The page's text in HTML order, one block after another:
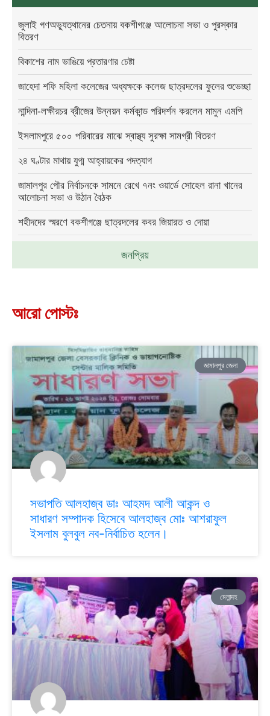
জনপ্রিয়
জুলাই গণঅভ্যুত্থানের চেতনায় বকশীগঞ্জে আলোচনা সভা ও পুরস্কার
বিতরণ
বিকাশের নাম ভাঙিয়ে প্রতারণার চেষ্টা
জাহেদা শফি মহিলা কলেজের অধ্যক্ষকে কলেজ ছাত্রদলের ফুলের শুভেচ্ছা
নান্দিনা-লক্ষীরচর ব্রীজের উন্নয়ন কর্মকান্ড পরিদর্শন করলেন মামুন এমপি
ইসলামপুরে ৫০০ পরিবারের মাঝে স্বাস্থ্য সুরক্ষা সামগ্রী বিতরণ
২৪ ঘণ্টার মাথায় যুগ্ম আহ্বায়কের পদত্যাগ
জামালপুর পৌর নির্বাচনকে সামনে রেখে ৭নং ওয়ার্ডে সোহেল রানা খানের
আলোচনা সভা ও উঠান বৈঠক
শহীদদের স্মরণে বকশীগঞ্জে ছাত্রদলের কবর জিয়ারত ও দোয়া
আরো পোস্টঃ
জামালপুর জেলা
সভাপতি আলহাজ্ব ডাঃ আহমদ আলী আকন্দ ও
সাধারণ সম্পাদক হিসেবে আলহাজ্ব মোঃ আশরাফুল
ইসলাম বুলবুল নব-নির্বাচিত হলেন।
মেলান্দহ